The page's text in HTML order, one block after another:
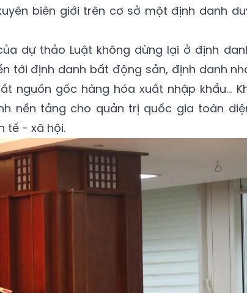
biên giới trên cơ sở một định danh
dự thảo Luật không dừng lại ở định
tới định danh bất động sản, định danh
nguồn gốc hàng hóa xuất nhập khẩu...
nền tảng cho quản trị quốc gia toàn
tế - xã hội.